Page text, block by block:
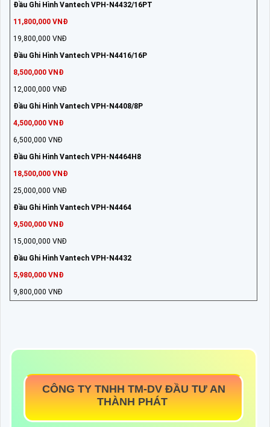
Đầu Ghi Hình Vantech VPH-N4432/16PT
11,800,000 VNĐ
19,800,000 VNĐ
Đầu Ghi Hình Vantech VPH-N4416/16P
8,500,000 VNĐ
12,000,000 VNĐ
Đầu Ghi Hình Vantech VPH-N4408/8P
4,500,000 VNĐ
6,500,000 VNĐ
Đầu Ghi Hình Vantech VPH-N4464H8
18,500,000 VNĐ
25,000,000 VNĐ
Đầu Ghi Hình Vantech VPH-N4464
9,500,000 VNĐ
15,000,000 VNĐ
Đầu Ghi Hình Vantech VPH-N4432
5,980,000 VNĐ
9,800,000 VNĐ
CÔNG TY TNHH TM-DV ĐẦU TƯ AN
THÀNH PHÁT